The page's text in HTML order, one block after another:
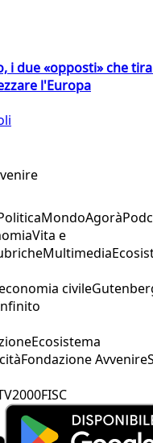
i due «opposti» che
l'Europa
MondoAgorà
Vita e
Multimedia
civile
Ecosistema
Fondazione Avvenire
FISC